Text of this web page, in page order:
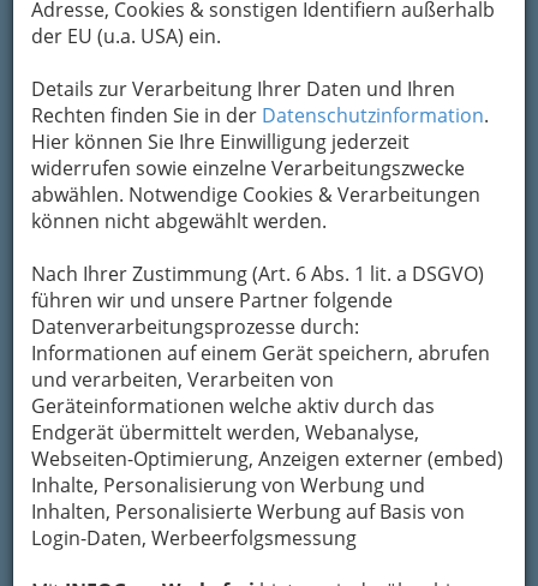
Adresse, Cookies & sonstigen Identifiern außerhalb
der EU (u.a. USA) ein.
Details zur Verarbeitung Ihrer Daten und Ihren
Rechten finden Sie in der Datenschutzinformation.
Hier können Sie Ihre Einwilligung jederzeit
widerrufen sowie einzelne Verarbeitungszwecke
abwählen. Notwendige Cookies & Verarbeitungen
können nicht abgewählt werden.
Nach Ihrer Zustimmung (Art. 6 Abs. 1 lit. a DSGVO)
führen wir und unsere Partner folgende
Datenverarbeitungsprozesse durch:
Informationen auf einem Gerät speichern, abrufen
und verarbeiten, Verarbeiten von
Geräteinformationen welche aktiv durch das
Endgerät übermittelt werden, Webanalyse,
Webseiten-Optimierung, Anzeigen externer (embed)
Inhalte, Personalisierung von Werbung und
Inhalten, Personalisierte Werbung auf Basis von
Login-Daten, Werbeerfolgsmessung
Werner Kogler (Finanzsprecher Grüne) im Gespräch mit Ernst
Sittinger (Ressortchef Wirtschaft Kleine Zeitung) am 19. März
2014 - 001
Vergrößern
DER HYPO-KRIMI
RETTEN WAS ZU RETTEN IST –
UNTERSUCHEN WAS ZU
UNTERSUCHEN IST
Werner Kogler(Finanzsprecher Grüne) im
Gespräch mitErnst Sittinger(Ressortchef
Wirtschaft Kleine Zeitung) am 19. März 2014
VollesHaus im Auditorium des
Joanneumviertelsbei einer